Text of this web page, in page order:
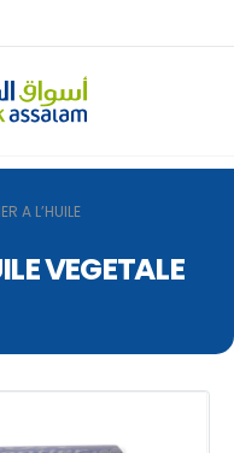
A L’HUILE
VEGETALE